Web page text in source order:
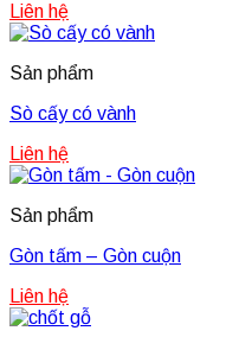
Liên hệ
Sản phẩm
Sò cấy có vành
Liên hệ
Sản phẩm
Gòn tấm – Gòn cuộn
Liên hệ